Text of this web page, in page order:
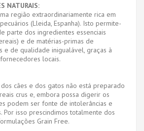
NATURAIS:
região extraordinariamente rica em
(Lleida, Espanha). Isto permite-
parte dos ingredientes essenciais
e de matérias-primas de
e de qualidade inigualável, graças à
locais.
cães e dos gatos não está preparado
crus e, embora possa digerir os
podem ser fonte de intolerâncias e
Por isso prescindimos totalmente dos
Grain Free.